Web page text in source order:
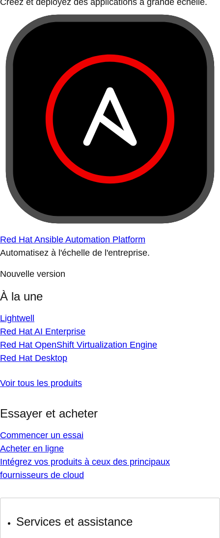
Créez et déployez des applications à grande échelle.
Red Hat Ansible Automation Platform
Automatisez à l'échelle de l'entreprise.
Nouvelle version
À la une
Lightwell
Red Hat AI Enterprise
Red Hat OpenShift Virtualization Engine
Red Hat Desktop
Voir tous les produits
Essayer et acheter
Commencer un essai
Acheter en ligne
Intégrez vos produits à ceux des principaux
fournisseurs de cloud
Services et assistance